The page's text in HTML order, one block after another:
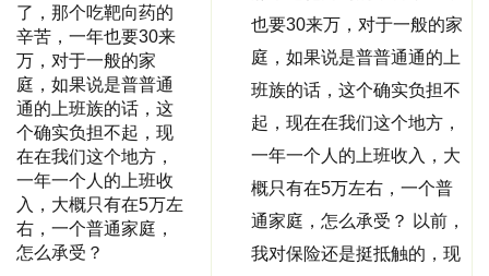
也要30来万，对于一般的家
庭，如果说是普普通通的上
班族的话，这个确实负担不
起，现在在我们这个地方，
一年一个人的上班收入，大
概只有在5万左右，一个普
通家庭，怎么承受？ 以前，
我对保险还是挺抵触的，现
了，那个吃靶向药的
辛苦，一年也要30来
万，对于一般的家
庭，如果说是普普通
通的上班族的话，这
个确实负担不起，现
在在我们这个地方，
一年一个人的上班收
入，大概只有在5万左
右，一个普通家庭，
怎么承受？